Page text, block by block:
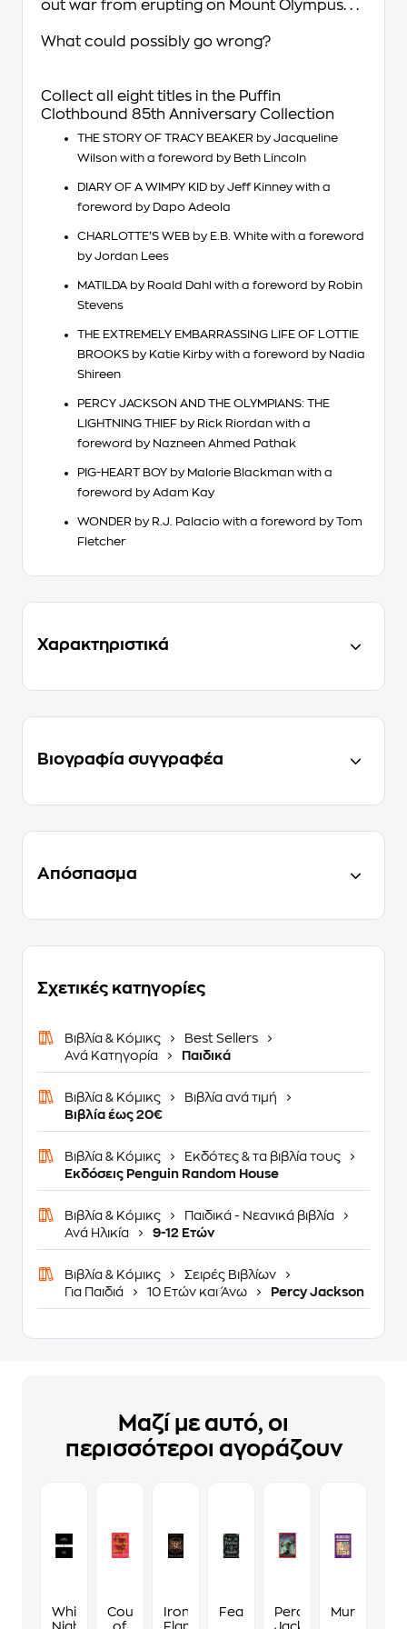
out war from erupting on Mount Olympus. . .
What could possibly go wrong?
Collect all eight titles in the Puffin
Clothbound 85th Anniversary Collection
THE STORY OF TRACY BEAKER by Jacqueline
Wilson with a foreword by Beth Lincoln
DIARY OF A WIMPY KID by Jeff Kinney with a
foreword by Dapo Adeola
CHARLOTTE’S WEB by E.B. White with a foreword
by Jordan Lees
MATILDA by Roald Dahl with a foreword by Robin
Stevens
THE EXTREMELY EMBARRASSING LIFE OF LOTTIE
BROOKS by Katie Kirby with a foreword by Nadia
Shireen
PERCY JACKSON AND THE OLYMPIANS: THE
LIGHTNING THIEF by Rick Riordan with a
foreword by Nazneen Ahmed Pathak
PIG-HEART BOY by Malorie Blackman with a
foreword by Adam Kay
WONDER by R.J. Palacio with a foreword by Tom
Fletcher
Χαρακτηριστικά
Βιογραφία συγγραφέα
Απόσπασμα
Σχετικές κατηγορίες
Βιβλία & Κόμικς
Best Sellers
Ανά Κατηγορία
Παιδικά
Βιβλία & Κόμικς
Βιβλία ανά τιμή
Βιβλία έως 20€
Βιβλία & Κόμικς
Εκδότες & τα βιβλία τους
Εκδόσεις Penguin Random House
Βιβλία & Κόμικς
Παιδικά - Νεανικά βιβλία
Ανά Ηλικία
9-12 Ετών
Βιβλία & Κόμικς
Σειρές Βιβλίων
Για Παιδιά
10 Ετών και Άνω Percy Jackson
Μαζί με αυτό, οι
περισσότεροι αγοράζουν
White
Nights
Court
of
Iron
Flame
Fearless
Percy
Jackson
Murdoku